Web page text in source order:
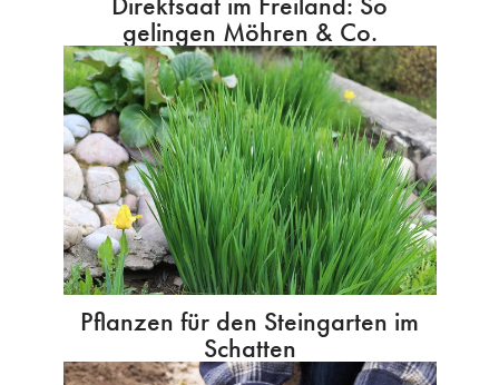
gelingen Möhren & Co.
Pflanzen für den Steingarten im
Schatten